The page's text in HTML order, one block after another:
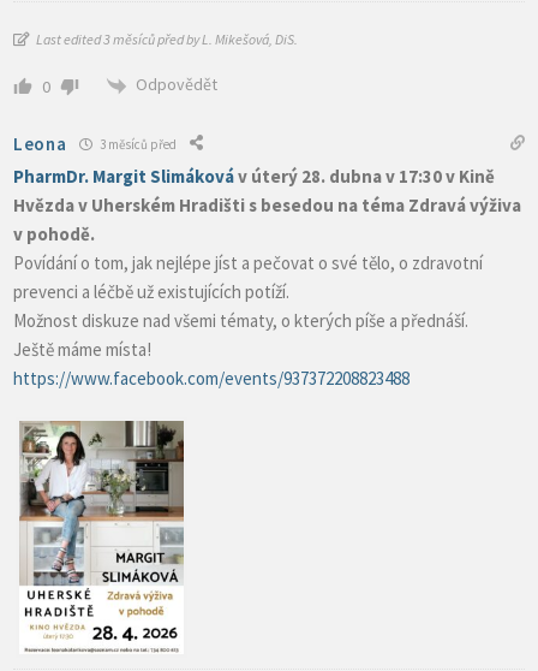
Last edited 3 měsíců před by L. Mikešová, DiS.
0 Odpovědět
Leona 3 měsíců před
PharmDr. Margit Slimákováv úterý 28. dubna v 17:30 v Kině
Hvězda v Uherském Hradišti s besedou na téma Zdravá výživa
v pohodě.
Povídání o tom, jak nejlépe jíst a pečovat o své tělo, o zdravotní
prevenci a léčbě už existujících potíží.
Možnost diskuze nad všemi tématy, o kterých píše a přednáší.
Ještě máme místa!
https://www.facebook.com/events/937372208823488